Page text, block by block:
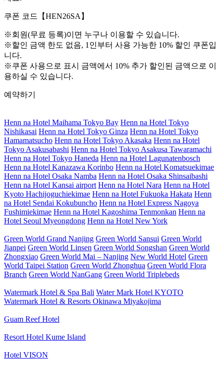
쿠폰 코드【HEN26SA】
※회원(무료 등록)이면 누구나 이용할 수 있습니다.
※할인 금액 한도 없음, 1인부터 사용 가능한 10% 할인 쿠폰입
니다.
※쿠폰 사용으로 표시 금액에서 10% 추가 할인된 금액으로 이
용하실 수 있습니다.
예약하기
Henn na Hotel Maihama Tokyo Bay Henn na Hotel Tokyo
Nishikasai Henn na Hotel Tokyo Ginza Henn na Hotel Tokyo
Hamamatsucho Henn na Hotel Tokyo Akasaka Henn na Hotel
Tokyo Asakusabashi Henn na Hotel Tokyo Asakusa Tawaramachi
Henn na Hotel Tokyo Haneda Henn na Hotel Lagunatenbosch
Henn na Hotel Kanazawa Korinbo Henn na Hotel Komatsuekimae
Henn na Hotel Osaka Namba Henn na Hotel Osaka Shinsaibashi
Henn na Hotel Kansai airport Henn na Hotel Nara Henn na Hotel
Kyoto Hachijoguchiekimae Henn na Hotel Fukuoka Hakata Henn
na Hotel Sendai Kokubuncho Henn na Hotel Express Nagoya
Fushimiekimae Henn na Hotel Kagoshima Tenmonkan Henn na
Hotel Seoul Myeongdong Henn na Hotel New York
Green World Grand Nanjing Green World Sansui Green World
Jianpei Green World Linsen Green World Songshan Green World
Zhongxiao Green World Mai – Nanjing New World Hotel Green
World Taipei Station Green World Zhonghua Green World Flora
Branch Green World NanGang Green World Triplebeds
Watermark Hotel & Spa Bali Water Mark Hotel KYOTO
Watermark Hotel & Resorts Okinawa Miyakojima
Guam Reef Hotel
Resort Hotel Kume Island
Hotel VISON